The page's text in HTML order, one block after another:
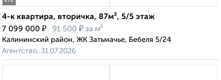
4-к квартира, вторичка, 87м², 5/5 этаж
7 099 000 ₽ 91 500 ₽ за м²
Калининский район, ЖК Затьмачье, Бебеля 5/24
Агентство, 31.07.2026